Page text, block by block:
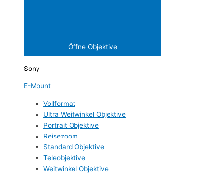
Öffne Objektive
Sony
E-Mount
Vollformat
Ultra Weitwinkel Objektive
Portrait Objektive
Reisezoom
Standard Objektive
Teleobjektive
Weitwinkel Objektive